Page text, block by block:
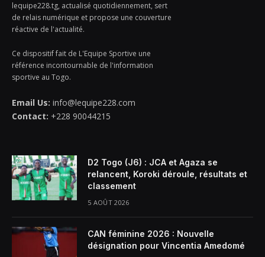
lequipe228.tg, actualisé quotidiennement, sert
de relais numérique et propose une couverture
réactive de l'actualité.
Ce dispositif fait de L'Equipe Sportive une
référence incontournable de l'information
sportive au Togo.
Email Us: info@lequipe228.com
Contact: +228 90044215
D2 Togo (J6) : JCA et Agaza se
relancent, Koroki déroule, résultats et
classement
5 AOÛT 2026
CAN féminine 2026 : Nouvelle
désignation pour Vincentia Amedomé